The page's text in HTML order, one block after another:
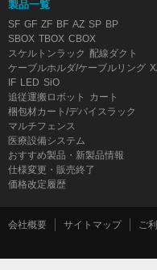
製品一覧
SF GF ZF BF AZ SP BP
SBOX TBOX CBOX
スケルトンラック 配線ダクト
ケーブルホルダ/ケーブルリング
IF LED SiO
追従運搬ロボット
カート
梱包材カート/デバイスラック
マルチフェンス
医療設備システム
おすすめ製品・新製品情報
仕様変更・販売終了
価格改定履歴
会社概要 サイトマップ ご